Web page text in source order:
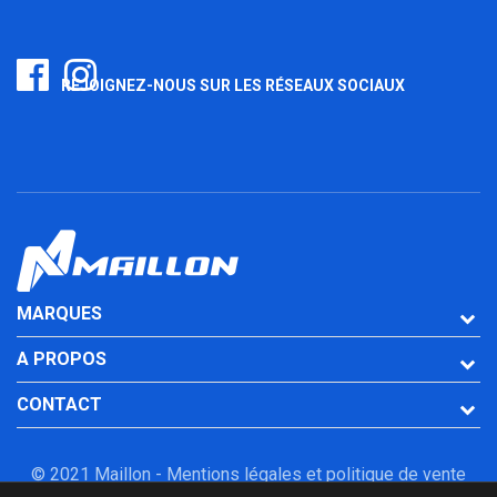
REJOIGNEZ-NOUS SUR LES RÉSEAUX SOCIAUX
MARQUES
A PROPOS
CONTACT
© 2021 Maillon - Mentions légales et politique de vente